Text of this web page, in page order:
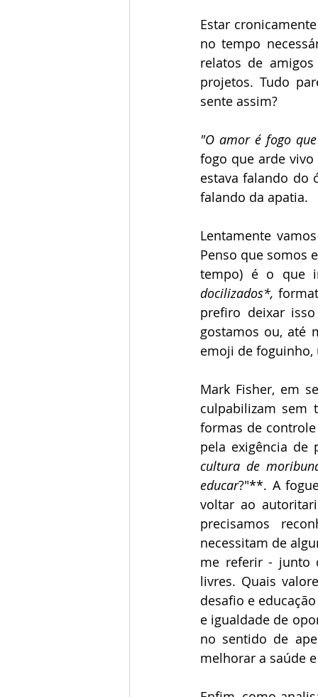
Estar
no tempo
relatos de
projetos. Tudo
sente assim?
"O amor é fogo
fogo que arde
estava falando do
falando da apatia.
Lentamente
Penso que somos
docilizados*,
prefiro deixar
gostamos ou, até
emoji de
Mark Fisher, em
culpabilizam sem
formas de
pela exigência de
cultura de
educar?"**. A
voltar ao
precisamos
necessitam de
me referir - junto
livres. Quais
desafio e
e igualdade de
no sentido de
melhorar a saúde